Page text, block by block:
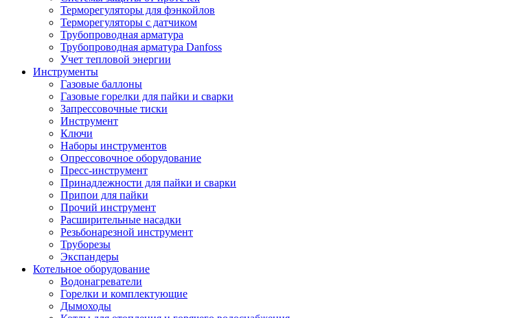
Терморегуляторы для фэнкойлов
Терморегуляторы с датчиком
Трубопроводная арматура
Трубопроводная арматура Danfoss
Учет тепловой энергии
Инструменты
Газовые баллоны
Газовые горелки для пайки и сварки
Запрессовочные тиски
Инструмент
Ключи
Наборы инструментов
Опрессовочное оборудование
Пресс-инструмент
Принадлежности для пайки и сварки
Припои для пайки
Прочий инструмент
Расширительные насадки
Резьбонарезной инструмент
Труборезы
Экспандеры
Котельное оборудование
Водонагреватели
Горелки и комплектующие
Дымоходы